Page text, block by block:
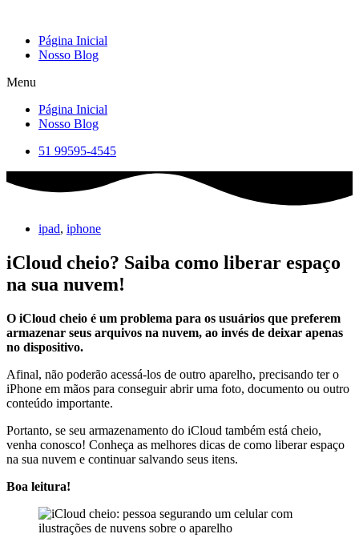
contentPágina Inicial
Nosso Blog
Menu
Página Inicial
Nosso Blog
51 99595-4545
ipad, iphone
iCloud cheio? Saiba como liberar espaço
na sua nuvem!
O iCloud cheio é um problema para os usuários que preferem
armazenar seus arquivos na nuvem, ao invés de deixar apenas
no dispositivo.
Afinal, não poderão acessá-los de outro aparelho, precisando ter o
iPhone em mãos para conseguir abrir uma foto, documento ou outro
conteúdo importante.
Portanto, se seu armazenamento do iCloud também está cheio,
venha conosco! Conheça as melhores dicas de como liberar espaço
na sua nuvem e continuar salvando seus itens.
Boa leitura!